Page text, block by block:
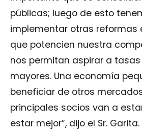
públicas; luego de esto
implementar otras reformas
que potencien nuestra
nos permitan aspirar a
mayores. Una economía
beneficiar de otros
principales socios van a
estar mejor”, dijo el Sr. Garita.